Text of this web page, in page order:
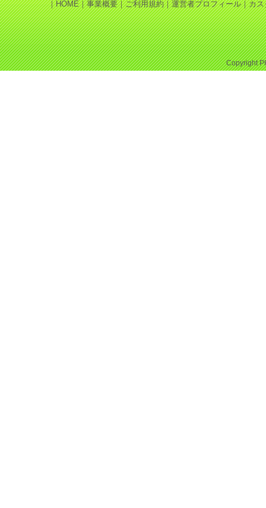
｜HOME｜事業概要｜ご利用規約｜運営者プロフィール｜カス
Copyright